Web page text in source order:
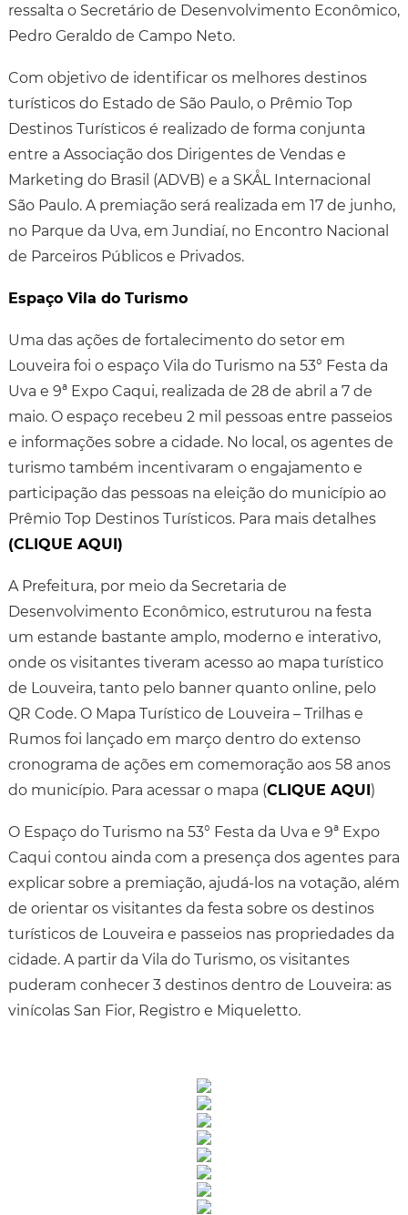
ressalta o Secretário de Desenvolvimento Econômico,
Pedro Geraldo de Campo Neto.
Com objetivo de identificar os melhores destinos
turísticos do Estado de São Paulo, o Prêmio Top
Destinos Turísticos é realizado de forma conjunta
entre a Associação dos Dirigentes de Vendas e
Marketing do Brasil (ADVB) e a SKÅL Internacional
São Paulo. A premiação será realizada em 17 de junho,
no Parque da Uva, em Jundiaí, no Encontro Nacional
de Parceiros Públicos e Privados.
Espaço Vila do Turismo
Uma das ações de fortalecimento do setor em
Louveira foi o espaço Vila do Turismo na 53° Festa da
Uva e 9ª Expo Caqui, realizada de 28 de abril a 7 de
maio. O espaço recebeu 2 mil pessoas entre passeios
e informações sobre a cidade. No local, os agentes de
turismo também incentivaram o engajamento e
participação das pessoas na eleição do município ao
Prêmio Top Destinos Turísticos. Para mais detalhes
(CLIQUE AQUI)
A Prefeitura, por meio da Secretaria de
Desenvolvimento Econômico, estruturou na festa
um estande bastante amplo, moderno e interativo,
onde os visitantes tiveram acesso ao mapa turístico
de Louveira, tanto pelo banner quanto online, pelo
QR Code. O Mapa Turístico de Louveira – Trilhas e
Rumos foi lançado em março dentro do extenso
cronograma de ações em comemoração aos 58 anos
do município. Para acessar o mapa (CLIQUE AQUI)
O Espaço do Turismo na 53° Festa da Uva e 9ª Expo
Caqui contou ainda com a presença dos agentes para
explicar sobre a premiação, ajudá-los na votação, além
de orientar os visitantes da festa sobre os destinos
turísticos de Louveira e passeios nas propriedades da
cidade. A partir da Vila do Turismo, os visitantes
puderam conhecer 3 destinos dentro de Louveira: as
vinícolas San Fior, Registro e Miqueletto.